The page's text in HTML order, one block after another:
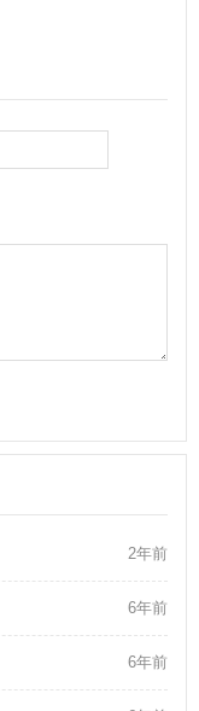
2年前
6年前
6年前